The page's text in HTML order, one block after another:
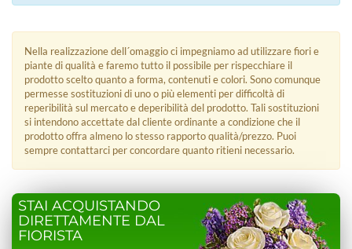
Nella realizzazione dell´omaggio ci impegniamo ad utilizzare fiori e
piante di qualità e faremo tutto il possibile per rispecchiare il
prodotto scelto quanto a forma, contenuti e colori. Sono comunque
permesse sostituzioni di uno o più elementi per difficoltà di
reperibilità sul mercato e deperibilità del prodotto. Tali sostituzioni
si intendono accettate dal cliente ordinante a condizione che il
prodotto offra almeno lo stesso rapporto qualità/prezzo. Puoi
sempre contattarci per concordare quanto ritieni necessario.
STAI ACQUISTANDO
DIRETTAMENTE DAL
FIORISTA